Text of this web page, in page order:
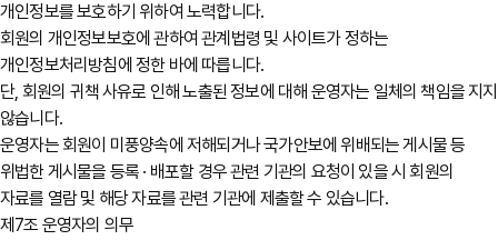
개인정보를 보호하기 위하여 노력합니다.
회원의 개인정보보호에 관하여 관계법령 및 사이트가 정하는
개인정보처리방침에 정한 바에 따릅니다.
단, 회원의 귀책 사유로 인해 노출된 정보에 대해 운영자는 일체의 책임을 지지
않습니다.
운영자는 회원이 미풍양속에 저해되거나 국가안보에 위배되는 게시물 등
위법한 게시물을 등록 · 배포할 경우 관련 기관의 요청이 있을 시 회원의
자료를 열람 및 해당 자료를 관련 기관에 제출할 수 있습니다.
제7조 운영자의 의무